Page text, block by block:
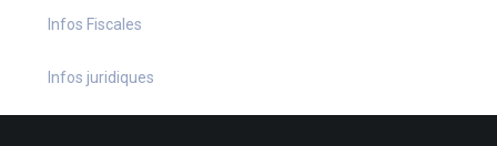
Infos Fiscales
Infos juridiques